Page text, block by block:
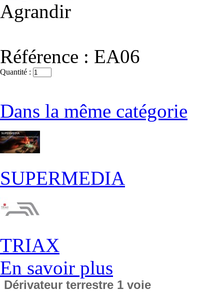
Agrandir
Référence : EA06
Quantité :
Dans la même catégorie
SUPERMEDIA
TRIAX
En savoir plus
Dérivateur terrestre 1 voie